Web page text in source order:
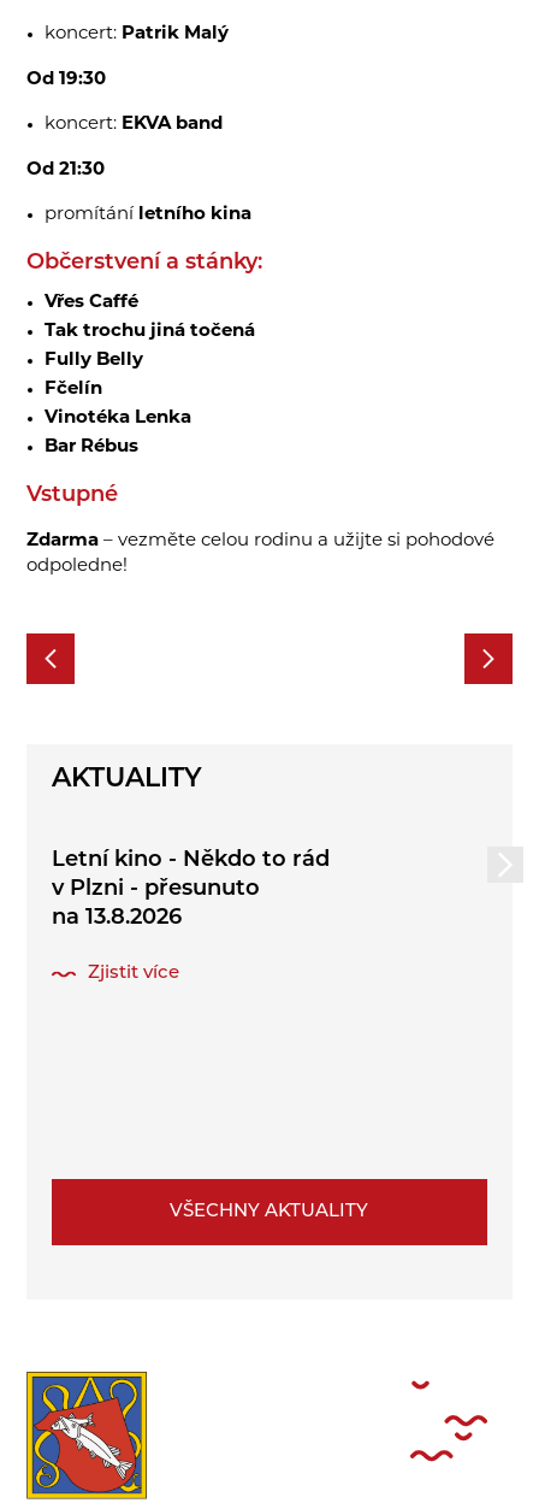
koncert: Patrik Malý
Od 19:30
koncert: EKVA band
Od 21:30
promítání letního kina
Občerstvení a stánky:
Vřes Caffé
Tak trochu jiná točená
Fully Belly
Fčelín
Vinotéka Lenka
Bar Rébus
Vstupné
Zdarma – vezměte celou rodinu a užijte si pohodové
odpoledne!
AKTUALITY
Letní kino - Někdo to rád
v Plzni - přesunuto
na 13.8.2026
Zjistit více
VŠECHNY AKTUALITY